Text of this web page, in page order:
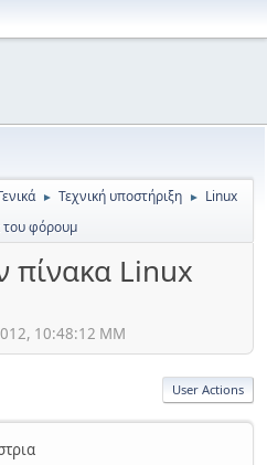
► Τεχνική υποστήριξη ► Linux
του φόρουμ
πίνακα Linux
10:48:12 ΜΜ
User Actions